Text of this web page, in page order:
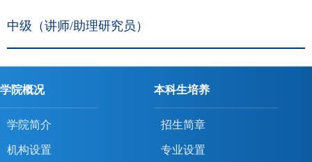
中级（讲师/助理研究员）
学院概况
学院简介
机构设置
本科生培养
招生简章
专业设置